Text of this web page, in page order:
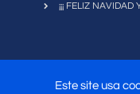
¡¡¡ FELIZ
Este site usa